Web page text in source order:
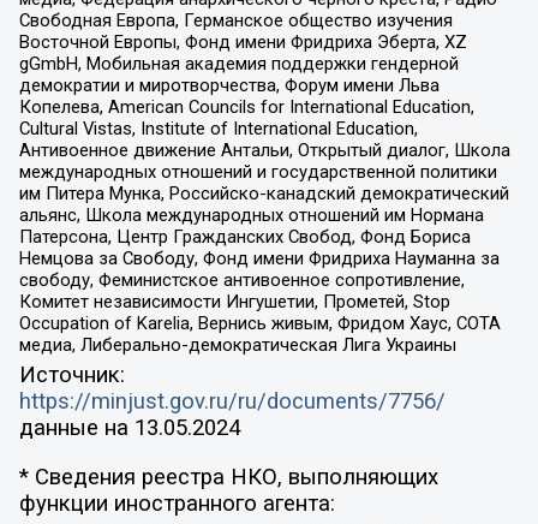
Свободная Европа, Германское общество изучения
Восточной Европы, Фонд имени Фридриха Эберта, XZ
gGmbH, Мобильная академия поддержки гендерной
демократии и миротворчества, Форум имени Льва
Копелева, American Councils for International Education,
Cultural Vistas, Institute of International Education,
Антивоенное движение Антальи, Открытый диалог, Школа
международных отношений и государственной политики
им Питера Мунка, Российско-канадский демократический
альянс, Школа международных отношений им Нормана
Патерсона, Центр Гражданских Свобод, Фонд Бориса
Немцова за Свободу, Фонд имени Фридриха Науманна за
свободу, Феминистское антивоенное сопротивление,
Комитет независимости Ингушетии, Прометей, Stop
Occupation of Karelia, Вернись живым, Фридом Хаус, СОТА
медиа, Либерально-демократическая Лига Украины
Источник:
https://minjust.gov.ru/ru/documents/7756/
данные на 13.05.2024
* Сведения реестра НКО, выполняющих
функции иностранного агента: